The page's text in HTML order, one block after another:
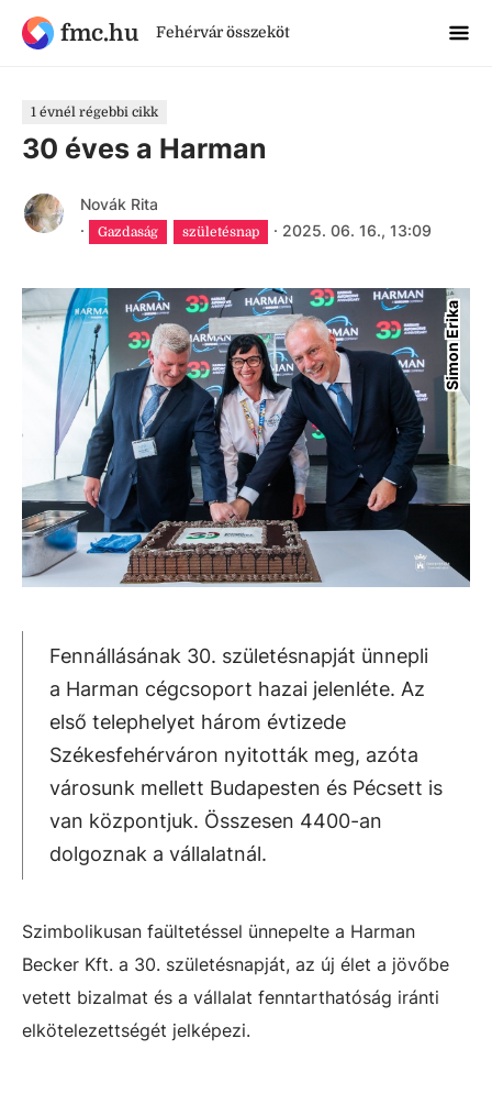
fmc.hu Fehérvár összeköt
1 évnél régebbi cikk
30 éves a Harman
Novák Rita
·
Gazdaság születésnap · 2025. 06. 16., 13:09
Simon Erika
Fennállásának 30. születésnapját ünnepli
a Harman cégcsoport hazai jelenléte. Az
első telephelyet három évtizede
Székesfehérváron nyitották meg, azóta
városunk mellett Budapesten és Pécsett is
van központjuk. Összesen 4400-an
dolgoznak a vállalatnál.
Szimbolikusan faültetéssel ünnepelte a Harman
Becker Kft. a 30. születésnapját, az új élet a jövőbe
vetett bizalmat és a vállalat fenntarthatóság iránti
elkötelezettségét jelképezi.